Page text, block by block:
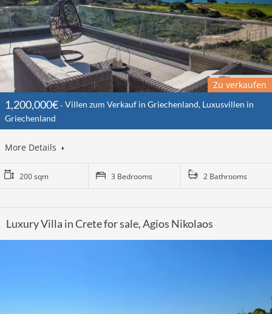
Zu verkaufen
1,200,000€
Villen zum Verkauf in Griechenland, Luxusvillen in
Griechenland
More Details
200 sqm 3 Bedrooms 2 Bathrooms
Luxury Villa in Crete for sale, Agios Nikolaos